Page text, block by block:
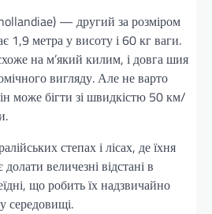
— другий за розміром
1,9 метра у висоту і 60 кг ваги.
на м’який килим, і довга шия
вигляду. Але не варто
може бігти зі швидкістю 50 км/
степах і лісах, де їхня
величезні відстані в
що робить їх надзвичайно
середовищі.